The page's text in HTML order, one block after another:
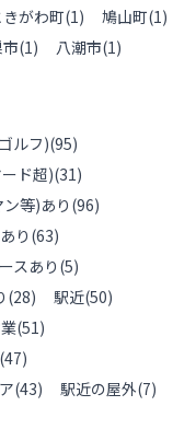
きがわ町(1) 鳩山町(1)
(1) 八潮市(1)
ルフ)(95)
ド超)(31)
等)あり (96)
り(63)
スあり(5)
(28) 駅近(50)
(51)
(47)
(43) 駅近の屋外(7)